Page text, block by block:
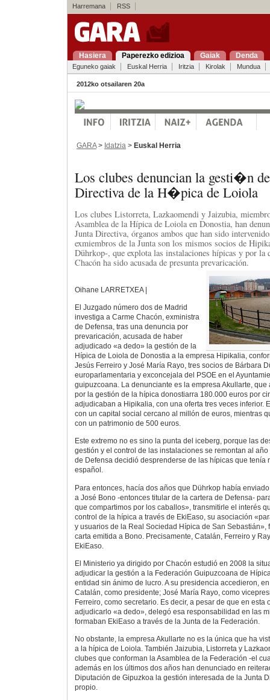
Harremana RSS
Hasiera Paperezko edizioa Gaiak Denda
Eguneko gaiak Euskal Herria Iritzia Kirolak Mundua
2012ko otsailaren 20a
GARA> Idatzia > Euskal Herria
Los clubes denuncian la gesti�n
Directiva de la H�pica de Loiola
Los clubes Listorreta, Lazkaomendi y Jaizubia,
Asamblea de la Hípica de Loiola en Donostia, han
Junta Directiva, órganos ambos que han sido
exmiembros de la Junta son los mismos socios de
Dührkop-, que explota las instalaciones hípicas y por la
Chacón ha sido acusada de presunta prevaricación.
Oihane LARRETXEA |
El Juzgado número dos de Madrid
investiga a Carme Chacón, exministra
de Defensa, tras una denuncia por
prevaricación, acusada de haber
adjudicado «a dedo» la gestión de la
Hípica de Loiola de Donostia a la empresa Hipikalia,
Jesús Ferreiro y José María Rayo, tres socios de Bárbara
europarlamentaria y exconcejala del PSOE en el
guipuzcoana. La denunciante es la empresa Akullarte,
por la gestión de la hípica donostiarra 180.000 euros por
adjudicaban a Hipikalia, con una oferta tres veces inferior.
con un capital social cercano al millón de euros, mientras
con un patrimonio de 500 euros.
Este extremo no es sino la punta del iceberg, porque las
gestión y el control de las instalaciones se remontan al
de Defensa decidió desprenderse de las hípicas que tenía
español.
Para entonces, hacía dos años que Dührkop había
a José Bono -entonces titular de la cartera de Defensa-
que compartimos por los caballos», transmitirle el interés
control de la hípica a través de EkiEaso, su asociación
y usuarios de la Real Sociedad Hípica de San Sebastián»,
carta emitida a Bono. Precisamente, Catalán, Ferreiro y
EkiEaso.
El Ministerio ya dirigido por Chacón estudió en 2008 la
adjudicar la gestión a la Federación Guipuzcoana de
entidad sin ánimo de lucro. A su presidencia accedieron,
Catalán, como presidente; José María Rayo, como
Ferreiro, como secretario. Es decir, a pesar de que en esta
adjudicarlo «a dedo», delegó esa responsabilidad en las
formaban EkiEaso a través de la Junta de la Federación.
No obstante, la empresa Akullarte no es la única que ha
a la hípica de Loiola. También Jaizubia, Listorreta y
clubes que conforman la Asamblea de la Federación -el
además en los últimos dos años han denunciado en
Diputación de Gipuzkoa la gestión interesada de la Junta
propio.